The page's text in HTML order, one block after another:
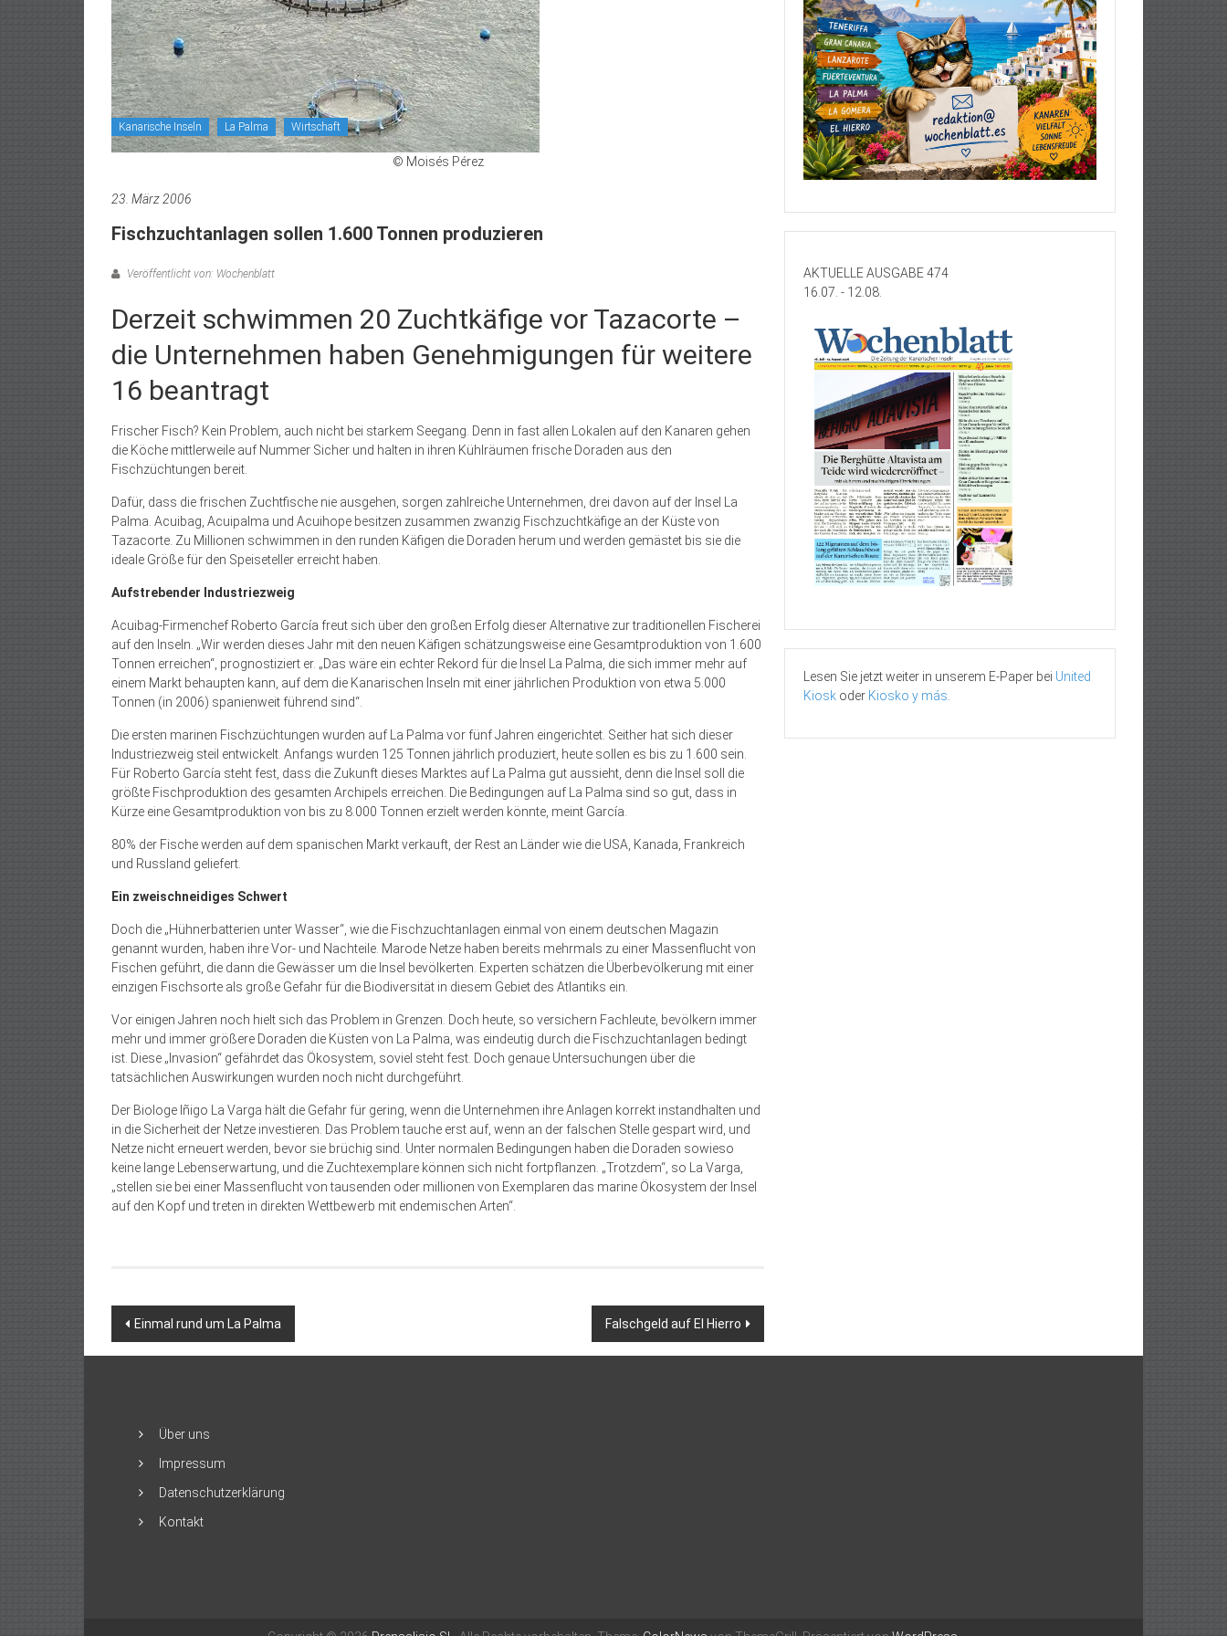
Kanarische Inseln La Palma Wirtschaft
© Moisés Pérez
23. März 2006
Fischzuchtanlagen sollen 1.600 Tonnen produzieren
Veröffentlicht von: Wochenblatt
Derzeit schwimmen 20 Zuchtkäfige vor Tazacorte –
die Unternehmen haben Genehmigungen für weitere
16 beantragt
Frischer Fisch? Kein Problem, auch nicht bei starkem Seegang. Denn in fast allen Lokalen auf den Kanaren gehen
die Köche mittlerweile auf Nummer Sicher und halten in ihren Kühlräumen frische Doraden aus den
Fischzüchtungen bereit.
Dafür, dass die frischen Zuchtfische nie ausgehen, sorgen zahlreiche Unternehmen, drei davon auf der Insel La
Palma. Acuibag, Acuipalma und Acuihope besitzen zusammen zwanzig Fischzuchtkäfige an der Küste von
Tazacorte. Zu Millionen schwimmen in den runden Käfigen die Doraden herum und werden gemästet bis sie die
ideale Größe für den Speiseteller erreicht haben.
Aufstrebender Industriezweig
Acuibag-Firmenchef Roberto García freut sich über den großen Erfolg dieser Alternative zur traditionellen Fischerei
auf den Inseln. „Wir werden dieses Jahr mit den neuen Käfigen schätzungsweise eine Gesamtproduktion von 1.600
Tonnen erreichen“, prognostiziert er. „Das wäre ein echter Rekord für die Insel La Palma, die sich immer mehr auf
einem Markt behaupten kann, auf dem die Kanarischen Inseln mit einer jährlichen Produktion von etwa 5.000
Tonnen (in 2006) spanienweit führend sind“.
Die ersten marinen Fischzüchtungen wurden auf La Palma vor fünf Jahren eingerichtet. Seither hat sich dieser
Industriezweig steil entwickelt. Anfangs wurden 125 Tonnen jährlich produziert, heute sollen es bis zu 1.600 sein.
Für Roberto García steht fest, dass die Zukunft dieses Marktes auf La Palma gut aussieht, denn die Insel soll die
größte Fischproduktion des gesamten Archipels erreichen. Die Bedingungen auf La Palma sind so gut, dass in
Kürze eine Gesamtproduktion von bis zu 8.000 Tonnen erzielt werden könnte, meint García.
80% der Fische werden auf dem spanischen Markt verkauft, der Rest an Länder wie die USA, Kanada, Frankreich
und Russland geliefert.
Ein zweischneidiges Schwert
Doch die „Hühnerbatterien unter Wasser“, wie die Fischzuchtanlagen einmal von einem deutschen Magazin
genannt wurden, haben ihre Vor- und Nachteile. Marode Netze haben bereits mehrmals zu einer Massenflucht von
Fischen geführt, die dann die Gewässer um die Insel bevölkerten. Experten schätzen die Überbevölkerung mit einer
einzigen Fischsorte als große Gefahr für die Biodiversität in diesem Gebiet des Atlantiks ein.
Vor einigen Jahren noch hielt sich das Problem in Grenzen. Doch heute, so versichern Fachleute, bevölkern immer
mehr und immer größere Doraden die Küsten von La Palma, was eindeutig durch die Fischzuchtanlagen bedingt
ist. Diese „Invasion“ gefährdet das Ökosystem, soviel steht fest. Doch genaue Untersuchungen über die
tatsächlichen Auswirkungen wurden noch nicht durchgeführt.
Der Biologe Iñigo La Varga hält die Gefahr für gering, wenn die Unternehmen ihre Anlagen korrekt instandhalten und
in die Sicherheit der Netze investieren. Das Problem tauche erst auf, wenn an der falschen Stelle gespart wird, und
Netze nicht erneuert werden, bevor sie brüchig sind. Unter normalen Bedingungen haben die Doraden sowieso
keine lange Lebenserwartung, und die Zuchtexemplare können sich nicht fortpflanzen. „Trotzdem“, so La Varga,
„stellen sie bei einer Massenflucht von tausenden oder millionen von Exemplaren das marine Ökosystem der Insel
auf den Kopf und treten in direkten Wettbewerb mit endemischen Arten“.
Beitragsnavigation
Einmal rund um La Palma Falschgeld auf El Hierro
AKTUELLE AUSGABE 474
16.07. - 12.08.
Lesen Sie jetzt weiter in unserem E-Paper bei United
Kiosk oder Kiosko y más
Über uns
Impressum
Datenschutzerklärung
Kontakt